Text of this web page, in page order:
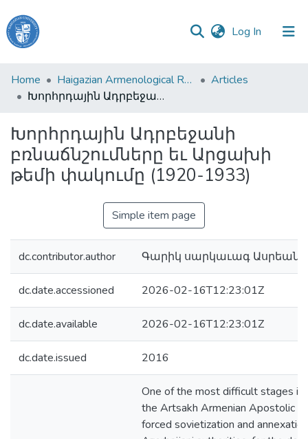
Log In (current)
Haigazian
University
&
Collections
All of DSpace
Home Haigazian Armenological Review
Articles
Խորհրդային Ադրբեջանի բռնաճնշումները եւ Արցախի թեմի փակումը (1920-1933)
Խորհրդային Ադրբեջանի
բռնաճնշումները եւ Արցախի
թեմի փակումը (1920-1933)
Simple item page
dc.contributor.author Գարիկ սարկաւագ Ասրեան
dc.date.accessioned 2026-02-16T12:23:01Z
dc.date.available 2026-02-16T12:23:01Z
dc.date.issued 2016
One of the most difficult stages
the Artsakh Armenian Apostolic
forced sovietization and